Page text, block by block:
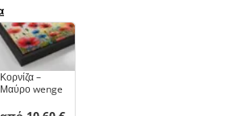
Κορνίζα –
Μαύρο wenge